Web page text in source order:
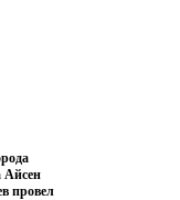
Айсен
провел